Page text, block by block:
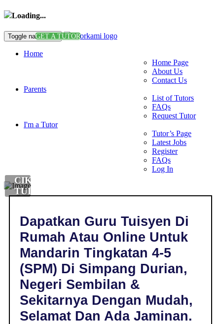
Loading...
Toggle navigationGET A TUTOR
Home
Home Page
About Us
Contact Us
Parents
List of Tutors
FAQs
Request Tutor
I'm a Tutor
Tutor’s Page
Latest Jobs
Register
FAQs
Log In
CIKGU
TUISYEN
SIMPANG
DURIAN,
NEGERI
SEMBILAN
TINGKATAN
4-
(SPM)
Dapatkan Guru Tuisyen Di
Rumah Atau Online Untuk
Mandarin Tingkatan 4-5
(SPM) Di Simpang Durian,
Negeri Sembilan &
Sekitarnya Dengan Mudah,
Selamat Dan Ada Jaminan.